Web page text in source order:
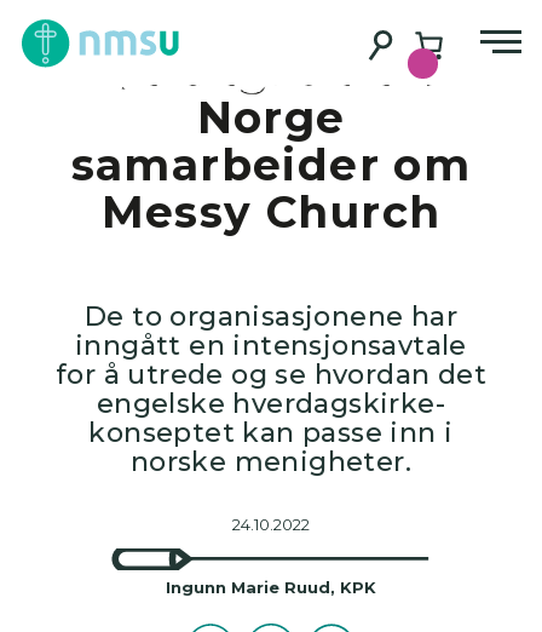
NMSU og
Søndagsskolen
Norge
samarbeider om
Messy Church
De to organisasjonene har
inngått en intensjonsavtale
for å utrede og se hvordan det
engelske hverdagskirke-
konseptet kan passe inn i
norske menigheter.
24.10.2022
Ingunn Marie Ruud, KPK